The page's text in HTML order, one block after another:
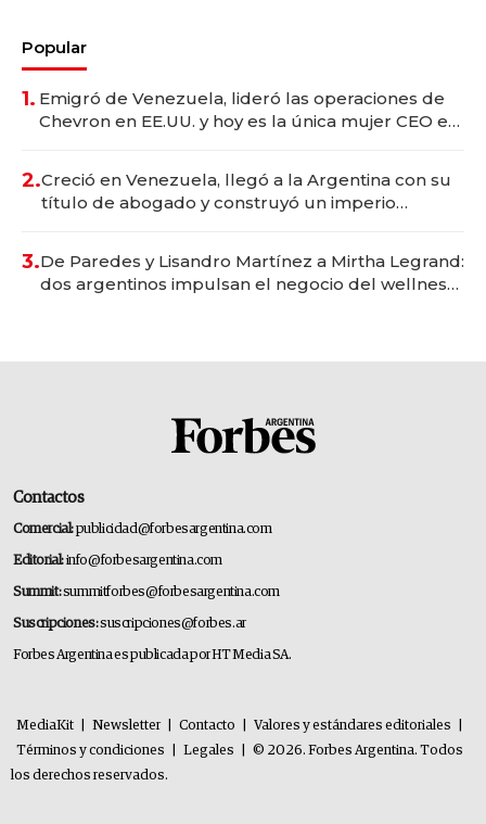
Popular
1. Emigró de Venezuela, lideró las operaciones de
Chevron en EE.UU. y hoy es la única mujer CEO en
2.Creció en Venezuela, llegó a la Argentina con su
título de abogado y construyó un imperio
3.De Paredes y Lisandro Martínez a Mirtha Legrand:
dos argentinos impulsan el negocio del wellness
Contactos
Comercial:publicidad@forbesargentina.com
Editorial:info@forbesargentina.com
Summit:summitforbes@forbesargentina.com
Suscripciones:suscripciones@forbes.ar
Forbes Argentina es publicada por HT Media SA.
MediaKit Newsletter Contacto Valores y estándares editoriales
Términos y condiciones
Legales
© 2026. Forbes Argentina. Todos
los derechos reservados.